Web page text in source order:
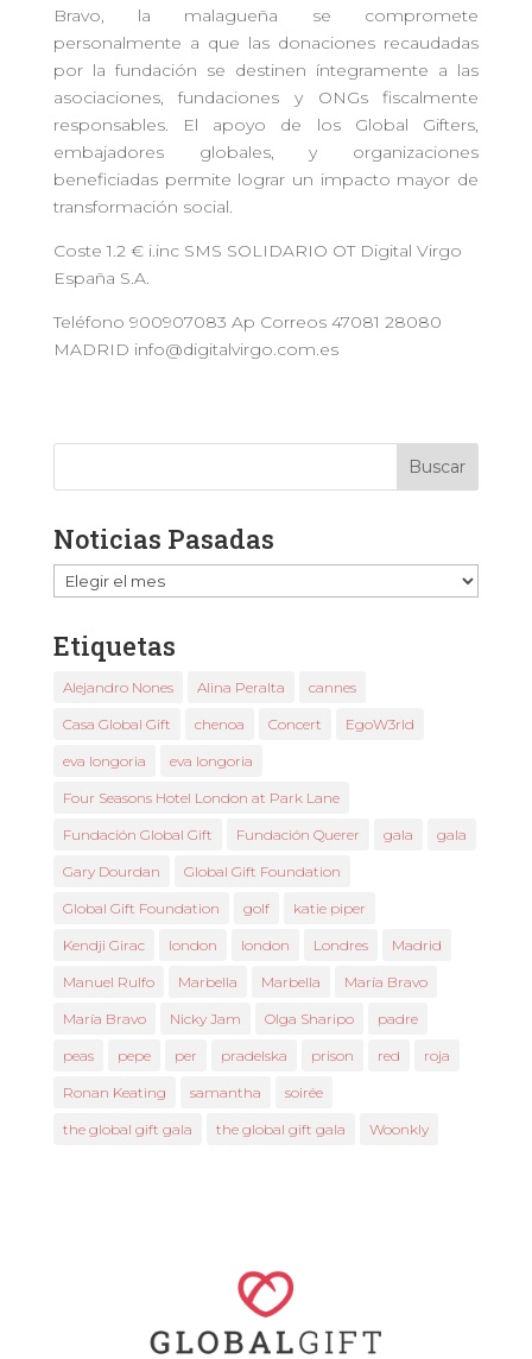
Bravo, la malagueña se compromete
personalmente a que las donaciones recaudadas
por la fundación se destinen íntegramente a las
asociaciones, fundaciones y ONGs fiscalmente
responsables. El apoyo de los Global Gifters,
embajadores globales, y organizaciones
beneficiadas permite lograr un impacto mayor de
transformación social.
Coste 1.2 € i.inc SMS SOLIDARIO OT Digital Virgo
España S.A.
Teléfono 900907083 Ap Correos 47081 28080
MADRID info@digitalvirgo.com.es
Noticias Pasadas
Noticias
Pasadas
Etiquetas
Alejandro Nones Alina Peralta cannes
Casa Global Gift chenoa Concert EgoW3rld
eva longoria eva longoria
Four Seasons Hotel London at Park Lane
Fundación Global Gift Fundación Querer gala gala
Gary Dourdan Global Gift Foundation
Global Gift Foundation golf katie piper
Kendji Girac london london Londres Madrid
Manuel Rulfo Marbella Marbella María Bravo
María Bravo Nicky Jam Olga Sharipo padre
peas pepe per pradelska prison red roja
Ronan Keating samantha soirée
the global gift gala the global gift gala Woonkly